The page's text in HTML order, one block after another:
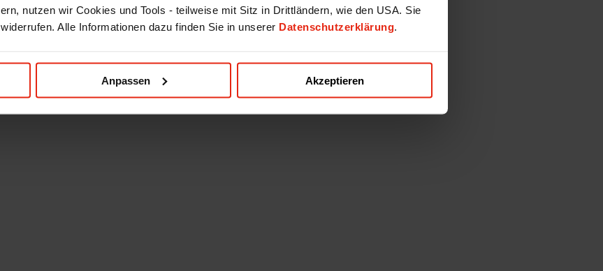
nutzen wir Cookies und Tools - teilweise mit Sitz in Drittländern, wie den USA. Sie
Alle Informationen dazu finden Sie in unserer Datenschutzerklärung.
Anpassen Akzeptieren